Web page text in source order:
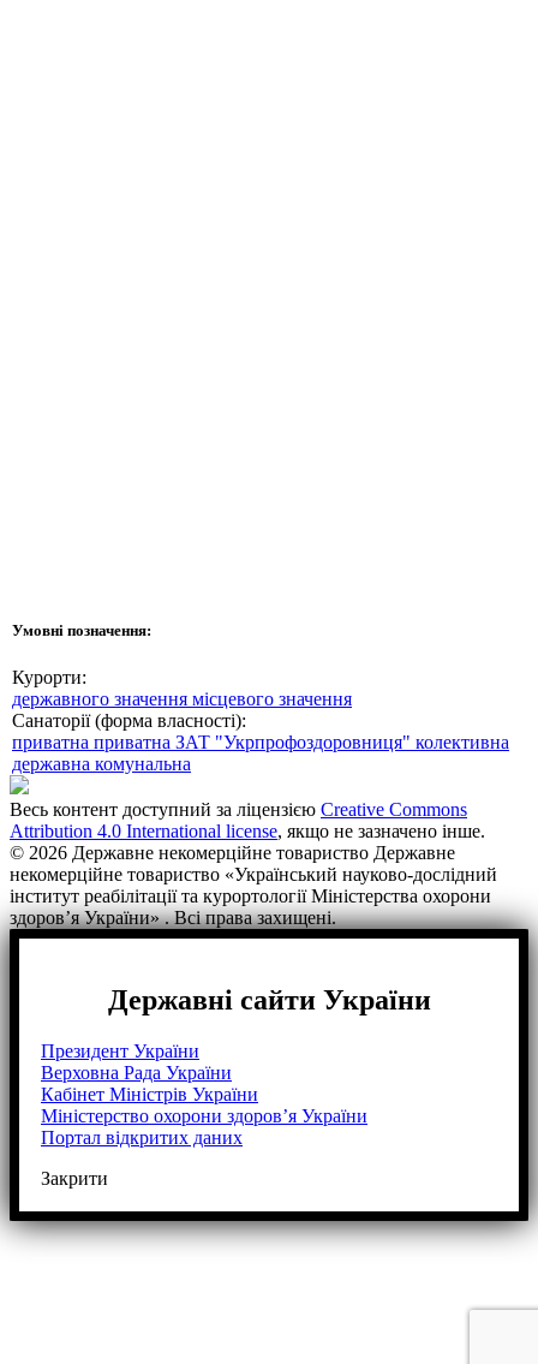
Умовні позначення:
Курорти:
державного значення місцевого значення
Санаторії (форма власності):
приватна приватна ЗАТ "Укрпрофоздоровниця" колективна
державна комунальна
Весь контент доступний за ліцензією Creative Commons
Attribution 4.0 International license, якщо не зазначено інше.
© 2026 Державне некомерційне товариство Державне
некомерційне товариство «Український науково-дослідний
інститут реабілітації та курортології Міністерства охорони
здоров’я України» . Всі права захищені.
Державні сайти України
Президент України
Верховна Рада України
Кабінет Міністрів України
Міністерство охорони здоров’я України
Портал відкритих даних
Закрити